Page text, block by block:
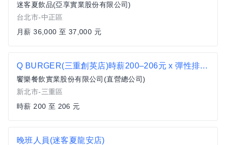
迷客夏飲品(亞享實業股份有限公司)
台北市-中正區
月薪 36,000 至 37,000 元
Q BURGER(三重創英店)時薪200–206元 x 彈性排班 x 雙週發薪快又讚
饗樂餐飲實業股份有限公司(直營總公司)
新北市-三重區
時薪 200 至 206 元
晚班人員(迷客夏龍安店)